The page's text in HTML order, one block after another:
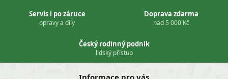
Servis i po záruce
opravy a díly
Doprava zdarma
nad 5 000 Kč
Český rodinný podnik
lidský přístup
Informace pro vás